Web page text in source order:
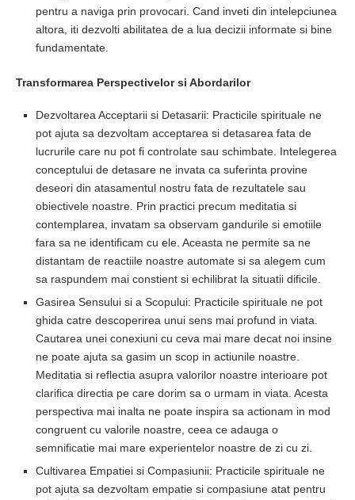
pentru a naviga prin provocari. Cand inveti din intelepciunea
altora, iti dezvolti abilitatea de a lua decizii informate si bine
fundamentate.
Transformarea Perspectivelor si Abordarilor
Dezvoltarea Acceptarii si Detasarii: Practicile spirituale ne
pot ajuta sa dezvoltam acceptarea si detasarea fata de
lucrurile care nu pot fi controlate sau schimbate. Intelegerea
conceptului de detasare ne invata ca suferinta provine
deseori din atasamentul nostru fata de rezultatele sau
obiectivele noastre. Prin practici precum meditatia si
contemplarea, invatam sa observam gandurile si emotiile
fara sa ne identificam cu ele. Aceasta ne permite sa ne
distantam de reactiile noastre automate si sa alegem cum
sa raspundem mai constient si echilibrat la situatii dificile.
Gasirea Sensului si a Scopului: Practicile spirituale ne pot
ghida catre descoperirea unui sens mai profund in viata.
Cautarea unei conexiuni cu ceva mai mare decat noi insine
ne poate ajuta sa gasim un scop in actiunile noastre.
Meditatia si reflectia asupra valorilor noastre interioare pot
clarifica directia pe care dorim sa o urmam in viata. Acesta
perspectiva mai inalta ne poate inspira sa actionam in mod
congruent cu valorile noastre, ceea ce adauga o
semnificatie mai mare experientelor noastre de zi cu zi.
Cultivarea Empatiei si Compasiunii: Practicile spirituale ne
pot ajuta sa dezvoltam empatie si compasiune atat pentru